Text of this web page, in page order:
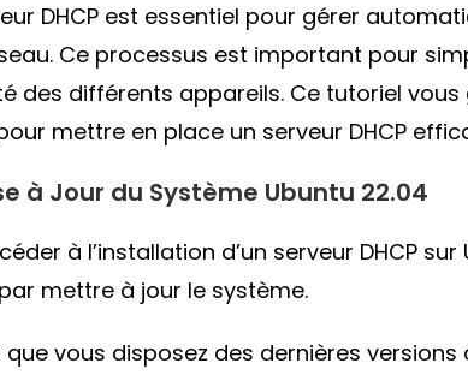
DHCP est essentiel pour gérer
Ce processus est important pour
des différents appareils. Ce tutoriel
mettre en place un serveur DHCP
à Jour du Système Ubuntu 22.04
à l’installation d’un serveur DHCP
mettre à jour le système.
vous disposez des dernières